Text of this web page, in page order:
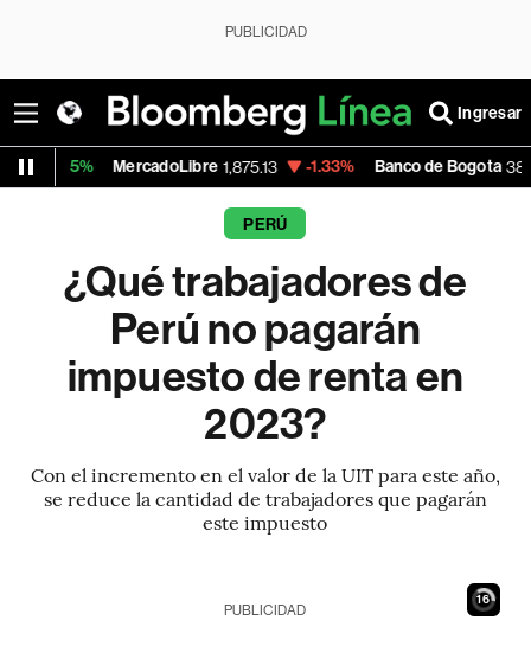
PUBLICIDAD
Ingresar
MercadoLibre 1,875.13 -1.33% Banco de Bogota 38,420.00 -
PERÚ
¿Qué trabajadores de
Perú no pagarán
impuesto de renta en
2023?
Con el incremento en el valor de la UIT para este año,
se reduce la cantidad de trabajadores que pagarán
este impuesto
15
PUBLICIDAD